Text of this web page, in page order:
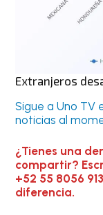
Extranjeros
Sigue a Uno TV
noticias al
¿Tienes una
compartir?
+52 55 8056
diferencia.